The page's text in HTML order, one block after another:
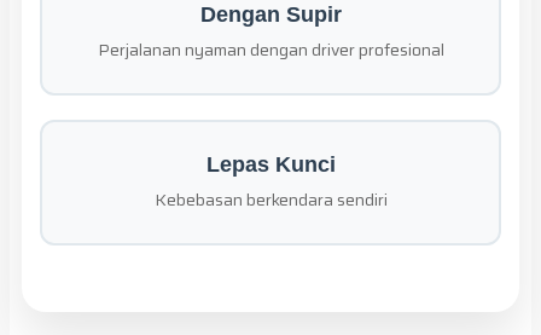
Dengan Supir
Perjalanan nyaman dengan driver profesional
Lepas Kunci
Kebebasan berkendara sendiri